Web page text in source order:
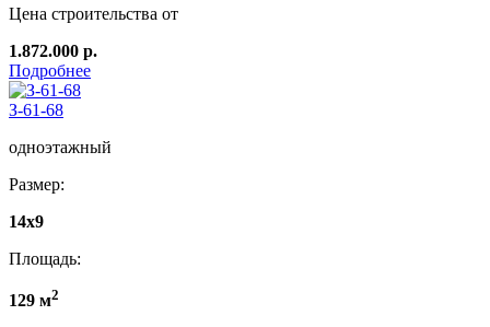
Цена строительства от
1.872.000 р.
Подробнее
З-61-68
одноэтажный
Размер:
14x9
Площадь:
129 м2